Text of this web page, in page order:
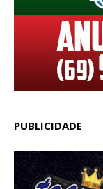
PUBLICIDADE